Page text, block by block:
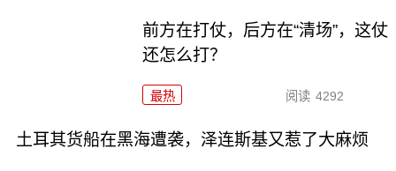
前方在打仗，后方在“清场”，这仗
还怎么打？
最热 阅读 4292
土耳其货船在黑海遭袭，泽连斯基又惹了大麻烦